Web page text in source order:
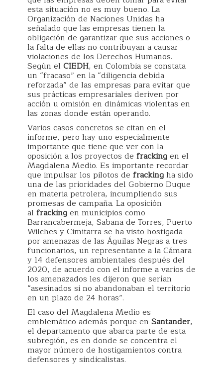
esta situación no es muy bueno. La
Organización de Naciones Unidas ha
señalado que las empresas tienen la
obligación de garantizar que sus acciones o
la falta de ellas no contribuyan a causar
violaciones de los Derechos Humanos.
Según el CIEDH, en Colombia se constata
un “fracaso” en la “diligencia debida
reforzada” de las empresas para evitar que
sus prácticas empresariales deriven por
acción u omisión en dinámicas violentas en
las zonas donde están operando.
Varios casos concretos se citan en el
informe, pero hay uno especialmente
importante que tiene que ver con la
oposición a los proyectos de frackingen el
Magdalena Medio. Es importante recordar
que impulsar los pilotos de frackingha sido
una de las prioridades del Gobierno Duque
en materia petrolera, incumpliendo sus
promesas de campaña. La oposición
al frackingen municipios como
Barrancabermeja, Sabana de Torres, Puerto
Wilches y Cimitarra se ha visto hostigada
por amenazas de las Águilas Negras a tres
funcionarios, un representante a la Cámara
y 14 defensores ambientales después del
2020, de acuerdo con el informe a varios de
los amenazados les dijeron que serían
“asesinados si no abandonaban el territorio
en un plazo de 24 horas”.
El caso del Magdalena Medio es
emblemático además porque en Santander,
el departamento que abarca parte de esta
subregión, es en donde se concentra el
mayor número de hostigamientos contra
defensores y sindicalistas.